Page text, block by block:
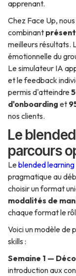
apprenant.
Chez Face Up,
combinant
meilleurs résultats.
émotionnelle du
Le simulateur IA
et le feedback
permis d'atteindre
d'onboarding et
nos clients.
Le
parcours
Leblended learning
pragmatique au
choisir un format
modalités de
chaque format le
Voici un modèle de
skills :
Semaine 1 —
introduction aux